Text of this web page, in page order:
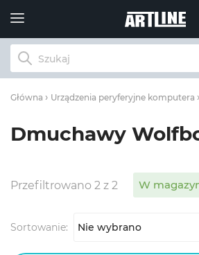
Główna Urządzenia peryferyjne komputera
Dmuchawy
Przefiltrowano 2 z 2 W
Sortowanie: Nie wybrano